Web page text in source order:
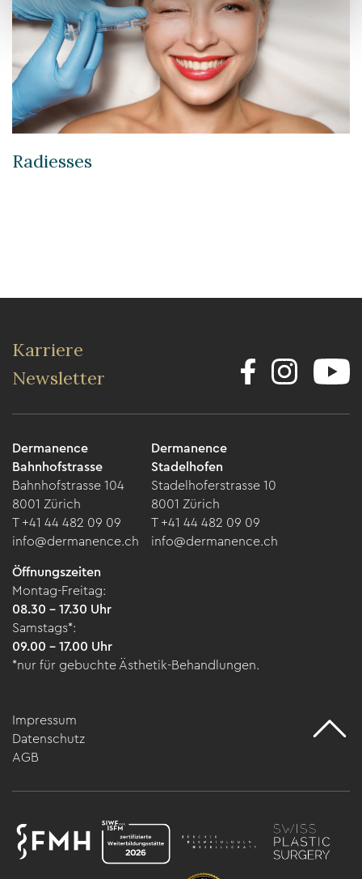
Radiesses
Karriere
Newsletter
Dermanence
Bahnhofstrasse
Bahnhofstrasse 104
8001 Zürich
T +41 44 482 09 09
info@dermanence.ch
Dermanence
Stadelhofen
Stadelhoferstrasse 10
8001 Zürich
T +41 44 482 09 09
info@dermanence.ch
Öffnungszeiten
Montag-Freitag:
08.30 – 17.30 Uhr
Samstags*:
09.00 – 17.00 Uhr
*nur für gebuchte Ästhetik-Behandlungen.
Impressum
Datenschutz
AGB